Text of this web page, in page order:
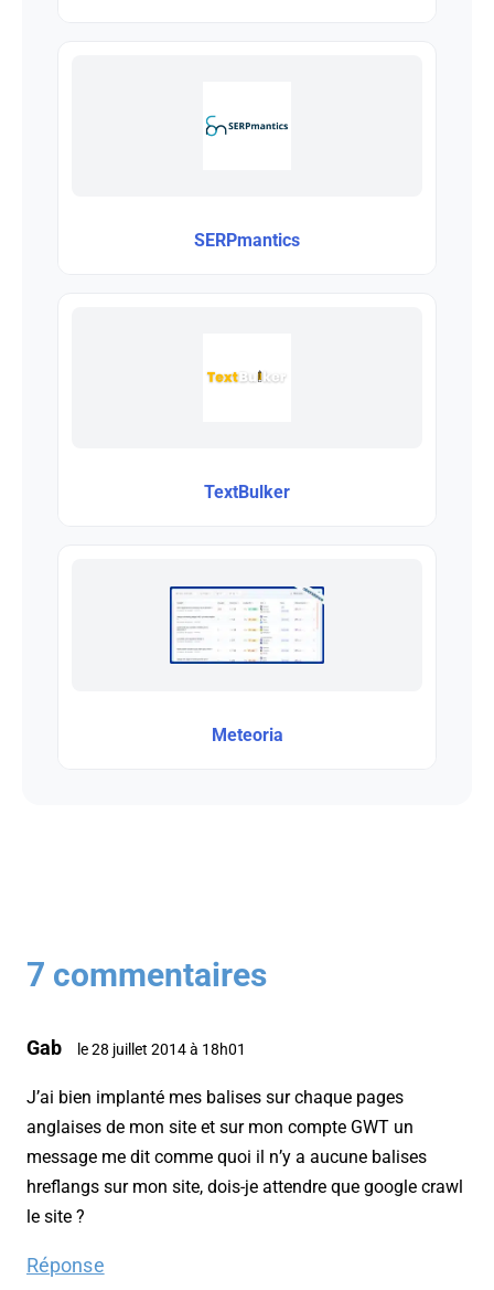
SERPmantics
TextBulker
Meteoria
7 commentaires
Gab le 28 juillet 2014 à 18h01
J’ai bien implanté mes balises sur chaque pages
anglaises de mon site et sur mon compte GWT un
message me dit comme quoi il n’y a aucune balises
hreflangs sur mon site, dois-je attendre que google crawl
le site ?
Réponse